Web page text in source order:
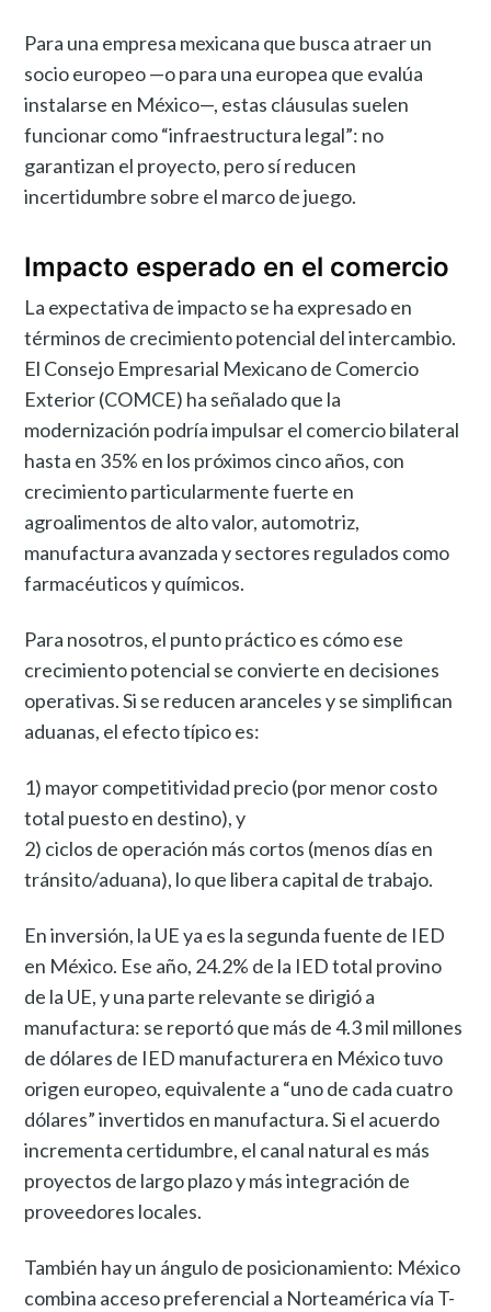
Para una empresa mexicana que busca atraer un
socio europeo —o para una europea que evalúa
instalarse en México—, estas cláusulas suelen
funcionar como “infraestructura legal”: no
garantizan el proyecto, pero sí reducen
incertidumbre sobre el marco de juego.
Impacto esperado en el comercio
La expectativa de impacto se ha expresado en
términos de crecimiento potencial del intercambio.
El Consejo Empresarial Mexicano de Comercio
Exterior (COMCE) ha señalado que la
modernización podría impulsar el comercio bilateral
hasta en 35% en los próximos cinco años, con
crecimiento particularmente fuerte en
agroalimentos de alto valor, automotriz,
manufactura avanzada y sectores regulados como
farmacéuticos y químicos.
Para nosotros, el punto práctico es cómo ese
crecimiento potencial se convierte en decisiones
operativas. Si se reducen aranceles y se simplifican
aduanas, el efecto típico es:
1) mayor competitividad precio (por menor costo
total puesto en destino), y
2) ciclos de operación más cortos (menos días en
tránsito/aduana), lo que libera capital de trabajo.
En inversión, la UE ya es la segunda fuente de IED
en México. Ese año, 24.2% de la IED total provino
de la UE, y una parte relevante se dirigió a
manufactura: se reportó que más de 4.3 mil millones
de dólares de IED manufacturera en México tuvo
origen europeo, equivalente a “uno de cada cuatro
dólares” invertidos en manufactura. Si el acuerdo
incrementa certidumbre, el canal natural es más
proyectos de largo plazo y más integración de
proveedores locales.
También hay un ángulo de posicionamiento: México
combina acceso preferencial a Norteamérica vía T-